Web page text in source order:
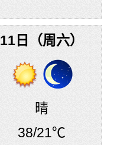
11日（周六）
晴
38/21℃